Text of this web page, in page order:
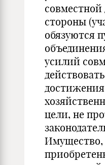
совместной
стороны
обязуются
усилий
цели, не
Имущество,